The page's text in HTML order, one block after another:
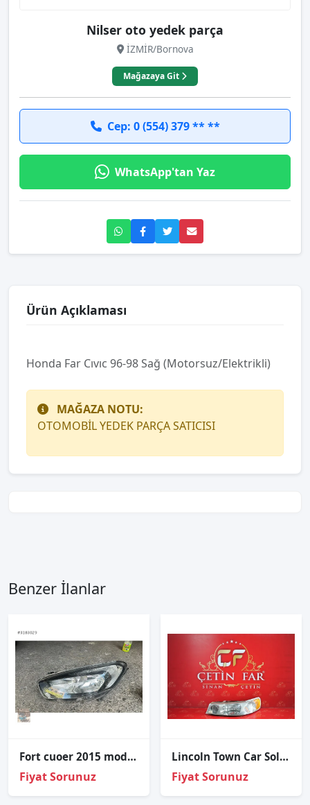
Nilser oto yedek parça
İZMİR/Bornova
Mağazaya Git
Cep: 0 (554) 379 ** **
WhatsApp'tan Yaz
Ürün Açıklaması
Honda Far Cıvıc 96-98 Sağ (Motorsuz/Elektrikli)
MAĞAZA NOTU:
OTOMOBİL YEDEK PARÇA SATICISI
Benzer İlanlar
Fort cuoer 2015 model sol ön far içi siyah
Fiyat Sorunuz
Lincoln Town Car Sol Far Orijinal Çıkma
Fiyat Sorunuz